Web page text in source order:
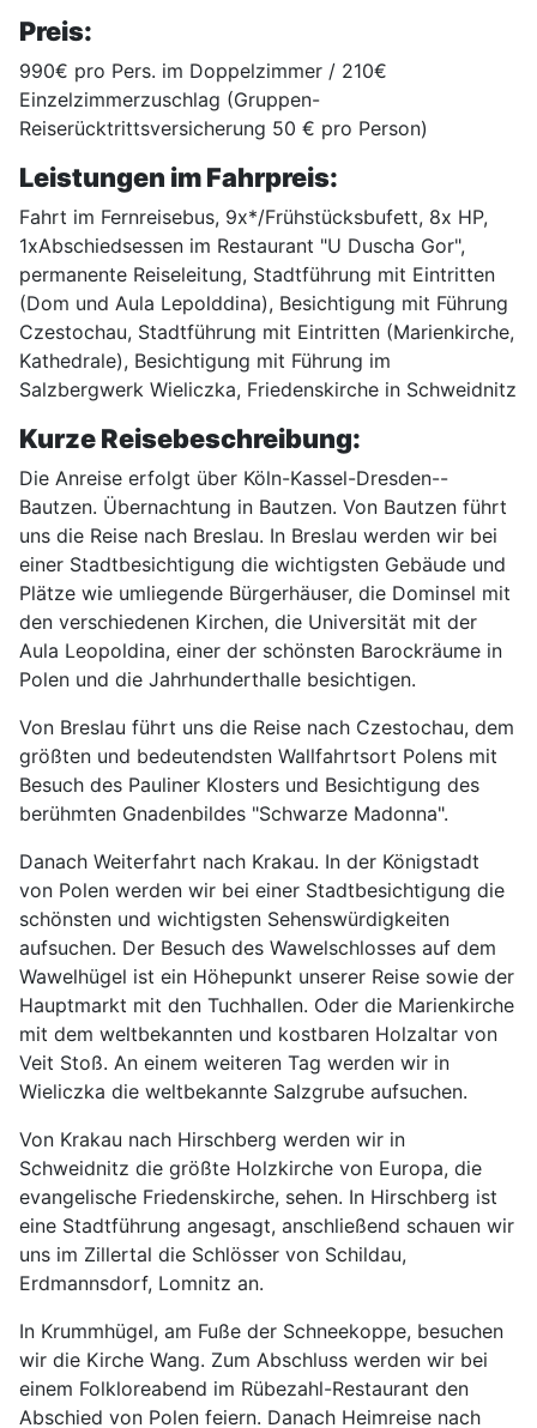
Preis:
990€ pro Pers. im Doppelzimmer / 210€
Einzelzimmerzuschlag (Gruppen-
Reiserücktrittsversicherung 50 € pro Person)
Leistungen im Fahrpreis:
Fahrt im Fernreisebus, 9x*/Frühstücksbufett, 8x HP,
1xAbschiedsessen im Restaurant "U Duscha Gor",
permanente Reiseleitung, Stadtführung mit Eintritten
(Dom und Aula Lepolddina), Besichtigung mit Führung
Czestochau, Stadtführung mit Eintritten (Marienkirche,
Kathedrale), Besichtigung mit Führung im
Salzbergwerk Wieliczka, Friedenskirche in Schweidnitz
Kurze Reisebeschreibung:
Die Anreise erfolgt über Köln-Kassel-Dresden--
Bautzen. Übernachtung in Bautzen. Von Bautzen führt
uns die Reise nach Breslau. In Breslau werden wir bei
einer Stadtbesichtigung die wichtigsten Gebäude und
Plätze wie umliegende Bürgerhäuser, die Dominsel mit
den verschiedenen Kirchen, die Universität mit der
Aula Leopoldina, einer der schönsten Barockräume in
Polen und die Jahrhunderthalle besichtigen.
Von Breslau führt uns die Reise nach Czestochau, dem
größten und bedeutendsten Wallfahrtsort Polens mit
Besuch des Pauliner Klosters und Besichtigung des
berühmten Gnadenbildes "Schwarze Madonna".
Danach Weiterfahrt nach Krakau. In der Königstadt
von Polen werden wir bei einer Stadtbesichtigung die
schönsten und wichtigsten Sehenswürdigkeiten
aufsuchen. Der Besuch des Wawelschlosses auf dem
Wawelhügel ist ein Höhepunkt unserer Reise sowie der
Hauptmarkt mit den Tuchhallen. Oder die Marienkirche
mit dem weltbekannten und kostbaren Holzaltar von
Veit Stoß. An einem weiteren Tag werden wir in
Wieliczka die weltbekannte Salzgrube aufsuchen.
Von Krakau nach Hirschberg werden wir in
Schweidnitz die größte Holzkirche von Europa, die
evangelische Friedenskirche, sehen. In Hirschberg ist
eine Stadtführung angesagt, anschließend schauen wir
uns im Zillertal die Schlösser von Schildau,
Erdmannsdorf, Lomnitz an.
In Krummhügel, am Fuße der Schneekoppe, besuchen
wir die Kirche Wang. Zum Abschluss werden wir bei
einem Folkloreabend im Rübezahl-Restaurant den
Abschied von Polen feiern. Danach Heimreise nach